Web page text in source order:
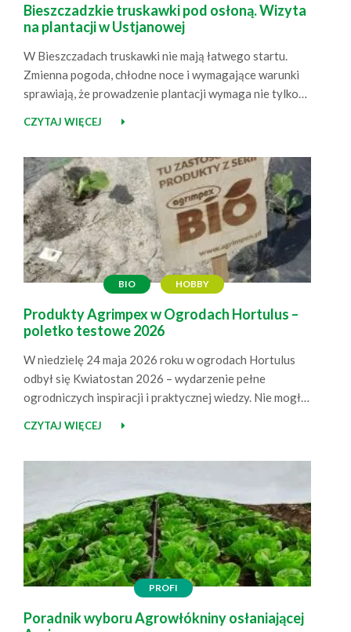
Bieszczadzkie truskawki pod osłoną. Wizyta
na plantacji w Ustjanowej
W Bieszczadach truskawki nie mają łatwego startu.
Zmienna pogoda, chłodne noce i wymagające warunki
sprawiają, że prowadzenie plantacji wymaga nie tylko
Odwiedziliśmy plantację w Ustjanowej, prowadzoną
rosną truskawki wspierane przez Agrimpex – od
ściółkowania roślin czarną agrowłókniną 50 g po…
CZYTAJ WIĘCEJ
BIO HOBBY
Produkty Agrimpex w Ogrodach Hortulus –
poletko testowe 2026
W niedzielę 24 maja 2026 roku w ogrodach Hortulus
odbył się Kwiatostan 2026 – wydarzenie pełne
ogrodniczych inspiracji i praktycznej wiedzy. Nie mogło
spotkania, wiedza, inspiracje Jako Agrimpex
ogrodowych upraw. Była to doskonała okazja, aby…
CZYTAJ WIĘCEJ
PROFI
Poradnik wyboru Agrowłókniny osłaniającej